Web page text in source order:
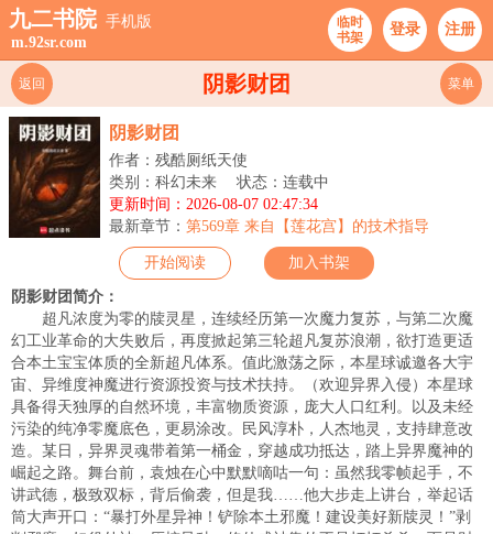
九二书院 手机版
m.92sr.com
临时
书架
登录 注册
阴影财团
返回 菜单
阴影财团
作者：残酷厕纸天使
类别：科幻未来
状态：连载中
更新时间：2026-08-07 02:47:34
最新章节： 第569章 来自【莲花宫】的技术指导
开始阅读 加入书架
阴影财团简介：
超凡浓度为零的牍灵星，连续经历第一次魔力复苏，与第二次魔
幻工业革命的大失败后，再度掀起第三轮超凡复苏浪潮，欲打造更适
合本土宝宝体质的全新超凡体系。值此激荡之际，本星球诚邀各大宇
宙、异维度神魔进行资源投资与技术扶持。（欢迎异界入侵）本星球
具备得天独厚的自然环境，丰富物质资源，庞大人口红利。以及未经
污染的纯净零魔底色，更易涂改。民风淳朴，人杰地灵，支持肆意改
造。某日，异界灵魂带着第一桶金，穿越成功抵达，踏上异界魔神的
崛起之路。舞台前，袁烛在心中默默嘀咕一句：虽然我零帧起手，不
讲武德，极致双标，背后偷袭，但是我……他大步走上讲台，举起话
筒大声开口：“暴打外星异神！铲除本土邪魔！建设美好新牍灵！”剥